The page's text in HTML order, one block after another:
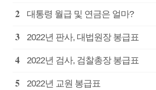
원
급
대통령 월급 및 연금은 얼마?
2022년 판사, 대법원장 봉급표
2022년 검사, 검찰총장 봉급표
2022년 교원 봉급표